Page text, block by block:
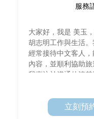
服務
大家好，我是 美玉
胡志明工作與生活
經常接待中文客人
內容，並順利協助旅
我專注於溝通的清
天狀況靈活調整行
立刻預